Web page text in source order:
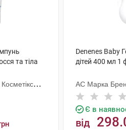
та тіла
Denenes Baby
дітей 400 мл 1
АС Марка
Є в
від